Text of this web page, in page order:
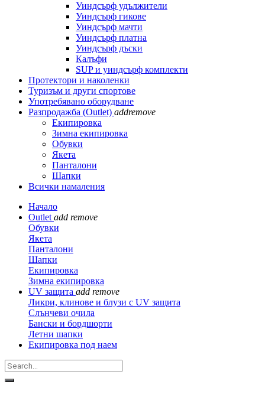
Уиндсърф удължители
Уиндсърф гикове
Уиндсърф мачти
Уиндсърф платна
Уиндсърф дъски
Калъфи
SUP и уиндсърф комплекти
Протектори и наколенки
Туризъм и други спортове
Употребявано оборудване
Разпродажба (Outlet) addremove
Екипировка
Зимна екипировка
Обувки
Якета
Панталони
Шапки
Всички намаления
Начало
Outlet add remove
Обувки
Якета
Панталони
Шапки
Екипировка
Зимна екипировка
UV защита add remove
Ликри, клинове и блузи с UV защита
Слънчеви очила
Бански и бордшорти
Летни шапки
Екипировка под наем